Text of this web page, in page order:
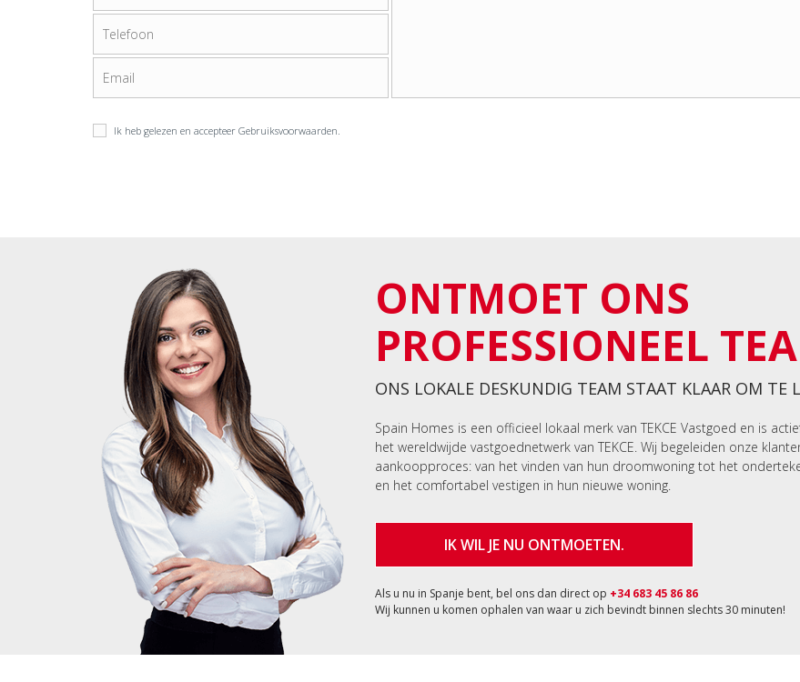
Ik heb gelezen en accepteer Gebruiksvoorwaarden.
ONTMOET ONS
PROFESSIONEEL
ONS LOKALE DESKUNDIG TEAM STAAT KLAAR OM TE
Spain Homes is een officieel lokaal merk van TEKCE Vastgoed en is
het wereldwijde vastgoednetwerk van TEKCE. Wij begeleiden onze
aankoopproces: van het vinden van hun droomwoning tot het
en het comfortabel vestigen in hun nieuwe woning.
IK WIL JE NU ONTMOETEN.
Als u nu in Spanje bent, bel ons dan direct op +34 683 45 86 86
Wij kunnen u komen ophalen van waar u zich bevindt binnen slechts 30 minuten!